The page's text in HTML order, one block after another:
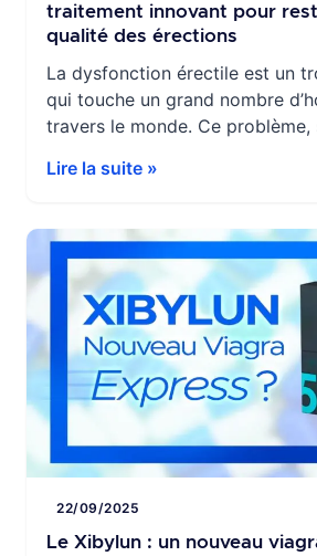
traitement innovant pour
qualité des érections
La dysfonction érectile est un
qui touche un grand nombre
travers le monde. Ce problème,
à traiter efficacement.
solutions innovantes pour
des érections. Parmi ces
traitement par ondes […]
Lire la suite »
22/09/2025
Le Xibylun : un nouveau